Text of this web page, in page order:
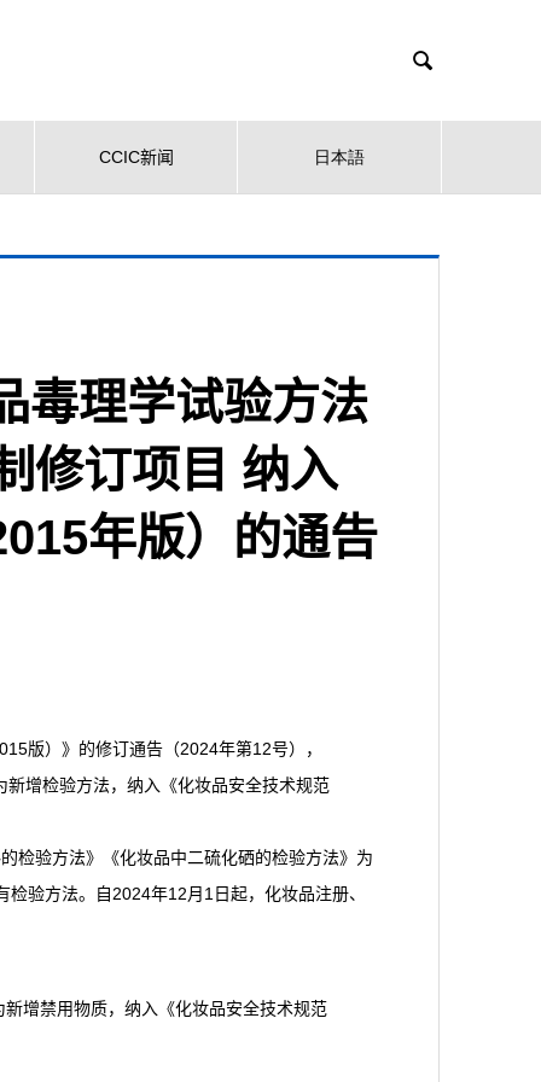

CCIC新闻 日本語
毒理学试验方法
修订项目 纳入
年版）的通告
版）》的修订通告（2024年第12号），
增检验方法，纳入《化妆品安全技术规范
检验方法》《化妆品中二硫化硒的检验方法》为
验方法。自2024年12月1日起，化妆品注册、
增禁用物质，纳入《化妆品安全技术规范